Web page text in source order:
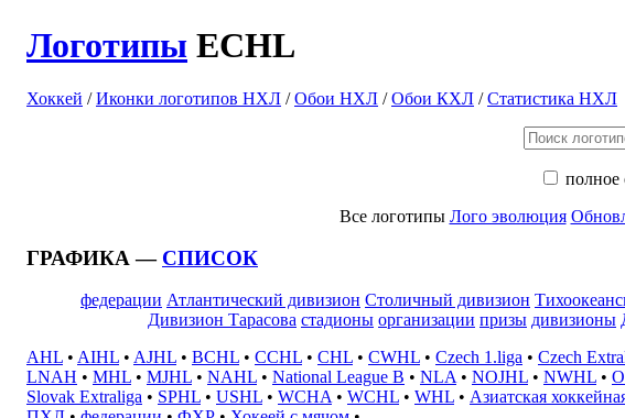
Логотипы ECHL
Хоккей /Иконки логотипов НХЛ /Обои НХЛ /Обои КХЛ /Статистика НХЛ
полное
Все логотипы Лого эволюция
ГРАФИКА — СПИСОК
федерации Атлантический дивизион Столичный дивизион
Дивизион Тарасова стадионы организации призы дивизионы
AHL • AIHL • AJHL • BCHL • CCHL • CHL • CWHL • Czech 1.liga • Czech
LNAH • MHL • MJHL • NAHL • National League B • NLA • NOJHL • NWHL •
Slovak Extraliga • SPHL • USHL • WCHA • WCHL • WHL • Азиатская